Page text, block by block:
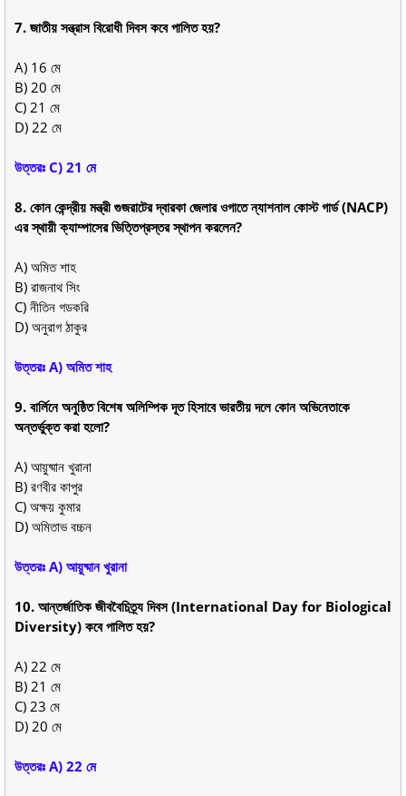
7. জাতীয় সন্ত্রাস বিরোধী দিবস কবে পালিত হয়?
A) 16 মে
B) 20 মে
C) 21 মে
D) 22 মে
উত্তরঃ C) 21 মে
8. কোন কেন্দ্রীয় মন্ত্রী গুজরাটের দ্বারকা জেলার ওগাতে ন্যাশনাল কোস্ট গার্ড (NACP)
এর স্থায়ী ক্যাম্পাসের ভিত্তিপ্রস্তর স্থাপন করলেন?
A) অমিত শাহ
B) রাজনাথ সিং
C) নীতিন গডকরি
D) অনুরাগ ঠাকুর
উত্তরঃ A) অমিত শাহ
9. বার্লিনে অনুষ্ঠিত বিশেষ অলিম্পিক দূত হিসাবে ভারতীয় দলে কোন অভিনেতাকে
অন্তর্ভুক্ত করা হলো?
A) আয়ুষ্মান খুরানা
B) রণবীর কাপুর
C) অক্ষয় কুমার
D) অমিতাভ বচ্চন
উত্তরঃ A) আয়ুষ্মান খুরানা
10. আন্তর্জাতিক জীববৈচিত্র্য দিবস (International Day for Biological
Diversity) কবে পালিত হয়?
A) 22 মে
B) 21 মে
C) 23 মে
D) 20 মে
উত্তরঃ A) 22 মে